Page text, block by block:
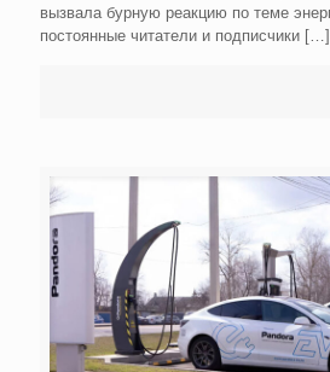
вызвала бурную реакцию по теме
постоянные читатели и подписчики […]